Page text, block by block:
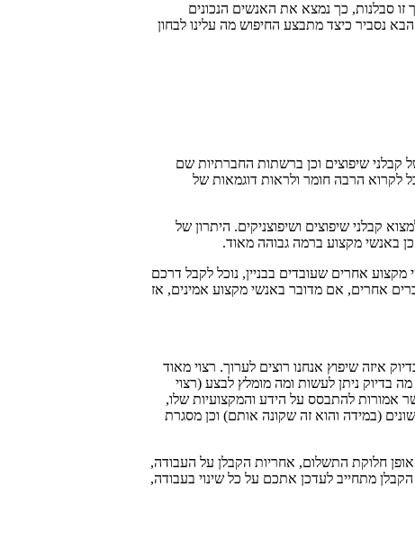
סבלנות, כך נמצא את האנשים הנכונים
נסביר כיצד מתבצע החיפוש מה עלינו לבחון
קבלני שיפוצים וכן ברשתות החברתיות שם
לקרוא הרבה חומר ולראות דוגמאות של
קבלני שיפוצים ושיפוצניקים. היתרון של
באנשי מקצוע ברמה גבוהה מאוד.
אחרים שעובדים בבניין, נוכל לקבל דרכם
אחרים, אם מדובר באנשי מקצוע אמינים, אז
איזה שיפוץ אנחנו רוצים לערוך. רצוי מאוד
בדיוק ניתן לעשות ומה מומלץ לבצע (רצוי
אמורות להתבסס על הידע והמקצועיות שלו,
(במידה והוא זה שקונה אותם) וכן מסגרת
חלוקת התשלום, אחריות הקבלן על העבודה,
מתחייב לעדכן אתכם על כל שינוי בעבודה,